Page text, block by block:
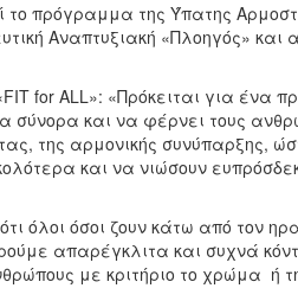
το πρόγραμμα της Ύπατης
Αναπτυξιακή «Πλοηγός» και
for ALL»: «Πρόκειται για ένα
σύνορα και να φέρνει τους
της αρμονικής συνύπαρξης,
και να νιώσουν
όλοι όσοι ζουν κάτω από τον
απαρέγκλιτα και συχνά
με κριτήριο το χρώμα ή